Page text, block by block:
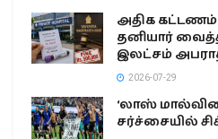
அதிக கட்டணம்
தனியார்
இலட்சம்
2026-07-29
‘லாஸ்
சர்ச்சையில்